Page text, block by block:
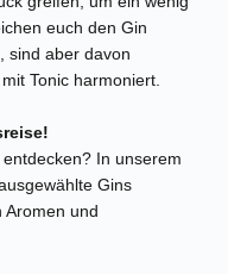
euch den Gin
sind aber davon
Tonic harmoniert.
In unserem
Gins
Aromen und